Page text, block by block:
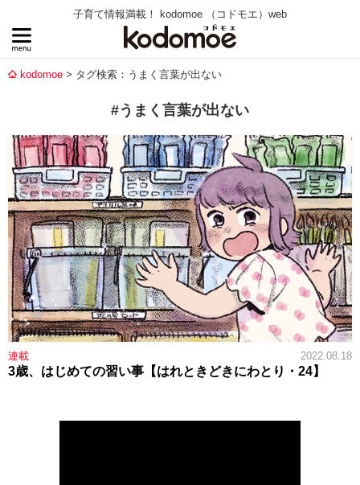
子育て情報満載！ kodomoe （コドモエ）web
kodomoe タグ検索：うまく言葉が出ない
#うまく言葉が出ない
連載 2022.08.18
3歳、はじめての習い事【はれときどきにわとり・24】